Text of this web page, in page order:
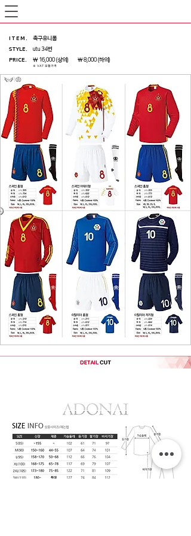
ITEM .
축구유니폼
STYLE.
utu 34번
PRICE.
※ VAT 포함가격
￦ 16,000 (상의) ￦ 8,000 (하의)